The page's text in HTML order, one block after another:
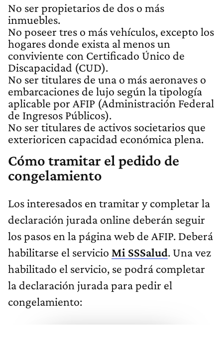
No ser propietarios de dos o más
inmuebles.
No poseer tres o más vehículos, excepto los
hogares donde exista al menos un
conviviente con Certificado Único de
Discapacidad (CUD).
No ser titulares de una o más aeronaves o
embarcaciones de lujo según la tipología
aplicable por AFIP (Administración Federal
de Ingresos Públicos).
No ser titulares de activos societarios que
exterioricen capacidad económica plena.
Cómo tramitar el pedido de
congelamiento
Los interesados en tramitar y completar la
declaración jurada online deberán seguir
los pasos en la página web de AFIP. Deberá
habilitarse el servicio Mi SSSalud. Una vez
habilitado el servicio, se podrá completar
la declaración jurada para pedir el
congelamiento: